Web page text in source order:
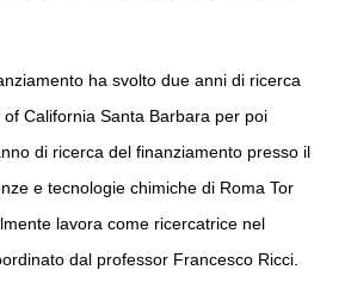
ha svolto due anni di ricerca
California Santa Barbara per poi
di ricerca del finanziamento presso il
e tecnologie chimiche di Roma Tor
lavora come ricercatrice nel
dal professor Francesco Ricci.